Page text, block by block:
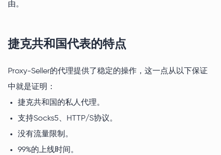
由。
捷克共和国代表的特点
Proxy-Seller的代理提供了稳定的操作，这一点从以下保证
中就是证明：
捷克共和国的私人代理。
支持Socks5、HTTP/S协议。
没有流量限制。
99%的上线时间。